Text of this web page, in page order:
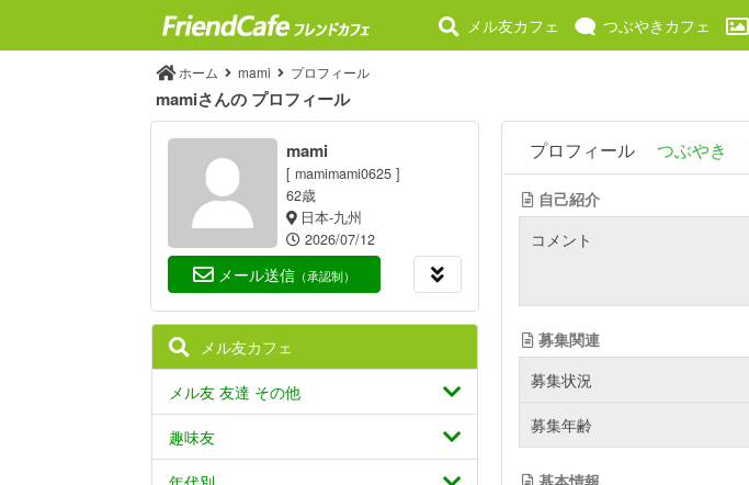
メル友カフェ つぶやきカフェ
ホーム mami プロフィール
mamiさんの プロフィール
mami
[ mamimami0625 ]
62歳
日本-九州
2026/07/12
メール送信（承認制）
メル友カフェ
メル友 友達 その他
趣味友
プロフィール つぶやき
自己紹介
コメント
募集関連
募集状況
募集年齢
基本情報